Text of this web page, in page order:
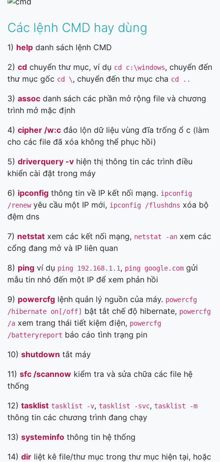
Các lệnh CMD hay dùng
1) help danh sách lệnh CMD
2) cd chuyển thư mục, ví dụ cd c:\windows, chuyển đến
thư mục gốc cd \, chuyển đến thư mục cha cd ..
3) assoc danh sách các phần mở rộng file và chương
trình mở mặc định
4) cipher /w:c đảo lộn dữ liệu vùng đĩa trống ổ c (làm
cho các file đã xóa không thể phục hồi)
5) driverquery -v hiện thị thông tin các trình điều
khiển cài đặt trong máy
6) ipconfig thông tin về IP kết nối mạng. ipconfig
/renewyêu cầu một IP mới, ipconfig /flushdns xóa bộ
đệm dns
7) netstat xem các kết nối mạng, netstat -an xem các
cổng đang mở và IP liên quan
8) ping ví dụ ping 192.168.1.1, ping google.com gửi
mẫu tin nhỏ đến một IP để xem phản hồi
9) powercfg lệnh quản lý nguồn của máy. powercfg
/hibernate on[/off]
bật tắt chế độ hibernate, powercfg
/a xem trang thái tiết kiệm điện, powercfg
/batteryreport báo cáo tình trạng pin
10) shutdown tắt máy
11) sfc /scannow kiểm tra và sửa chữa các file hệ
thống
12) tasklist tasklist -v, tasklist -svc, tasklist -m
thông tin các chương trình đang chạy
13) systeminfo thông tin hệ thống
14) dir liệt kê file/thư mục trong thư mục hiện tại, hoặc